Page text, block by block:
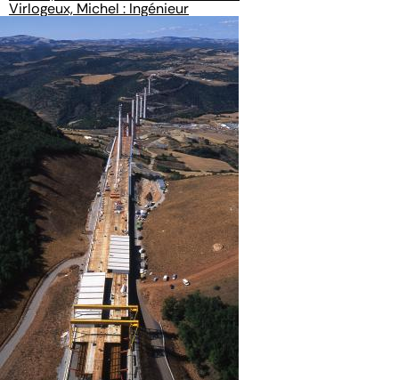
Virlogeux, Michel : Ingénieur